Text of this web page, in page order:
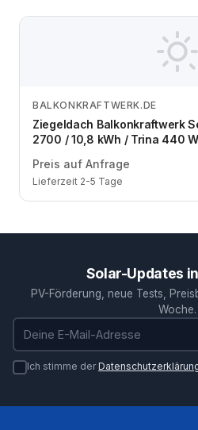
Zum
BALKONKRAFTWERK.DE
Ziegeldach Balkonkraftwerk
2700 / 10,8 kWh / Trina 440
Preis auf Anfrage
Lieferzeit 2-5 Tage
Solar-Updates
PV-Förderung, neue Tests,
Woche.
E-Mail-Adresse
Ich stimme der